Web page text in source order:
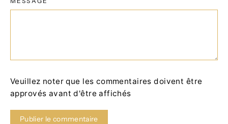
Veuillez noter que les commentaires doivent être
approvés avant d'être affichés